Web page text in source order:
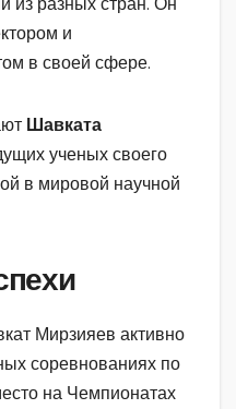
и
в своей сфере.
Шавката
ученых своего
в мировой научной
Мирзияев активно
соревнованиях по
на Чемпионатах